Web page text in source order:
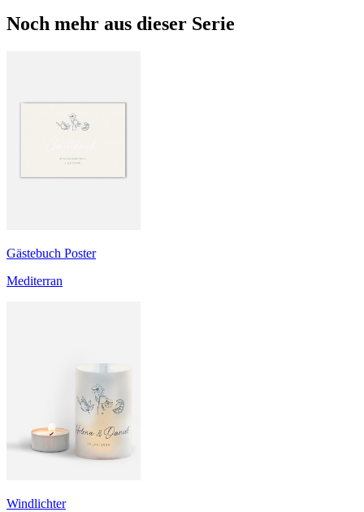
Noch mehr aus dieser Serie
Gästebuch Poster
Mediterran
Windlichter